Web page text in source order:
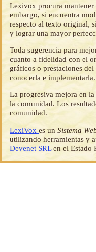
Lexivox procura
embargo, si encuentra
respecto al texto original,
y lograr una mayor
Toda sugerencia para
cuanto a fidelidad con el
gráficos o prestaciones del
conocerla e implementarla.
La progresiva mejora en
la comunidad. Los
comunidad.
LexiVoxes unSistema
utilizando herramientas y
Devenet SRLen el Estado